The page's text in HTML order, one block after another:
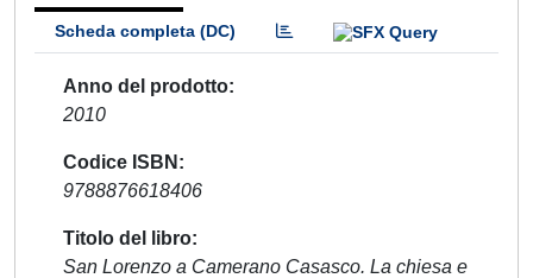
Scheda completa (DC)
Anno del prodotto
2010
Codice ISBN
9788876618406
Titolo del libro
San Lorenzo a Camerano Casasco. La chiesa e